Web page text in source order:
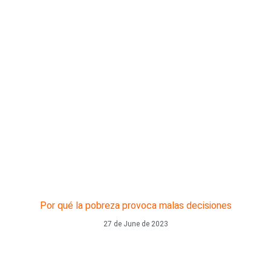
Por qué la pobreza provoca malas decisiones
27 de June de 2023